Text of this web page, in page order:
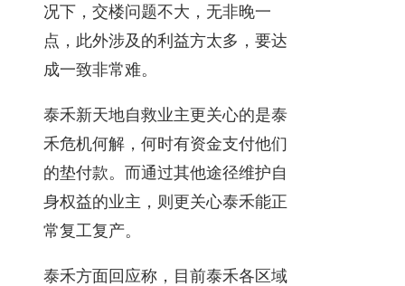
况下，交楼问题不大，无非晚一
点，此外涉及的利益方太多，要达
成一致非常难。
泰禾新天地自救业主更关心的是泰
禾危机何解，何时有资金支付他们
的垫付款。而通过其他途径维护自
身权益的业主，则更关心泰禾能正
常复工复产。
泰禾方面回应称，目前泰禾各区域